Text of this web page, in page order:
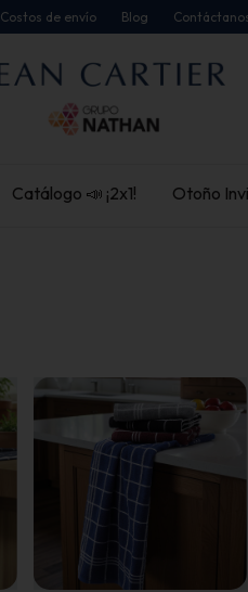
Costos de envío Blog
Catálogo 📣 ¡2x1! Otoño